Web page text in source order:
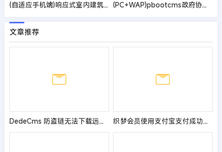
(自适应手机端)响应式室内建筑设计工程公司网站pbootcms模板 装修设计公司网站源码 (PC+WAP)pbootcms政府协会类网站模板 红色风格政府网站源码
文章推荐
DedeCms 防盗链无法下载远程图片的解决方法 织梦会员使用支付宝支付成功后接收邮件通知教程